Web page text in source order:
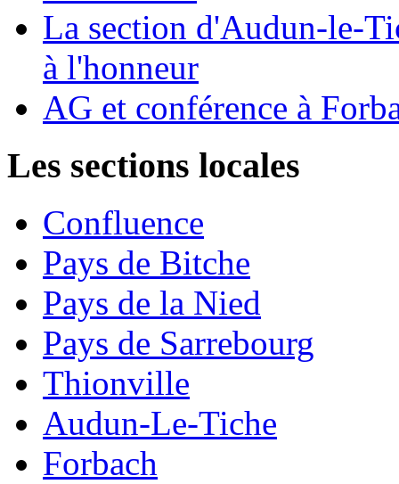
La section d'Audun-le-
à l'honneur
AG et conférence à
Les sections locales
Confluence
Pays de Bitche
Pays de la Nied
Pays de Sarrebourg
Thionville
Audun-Le-Tiche
Forbach